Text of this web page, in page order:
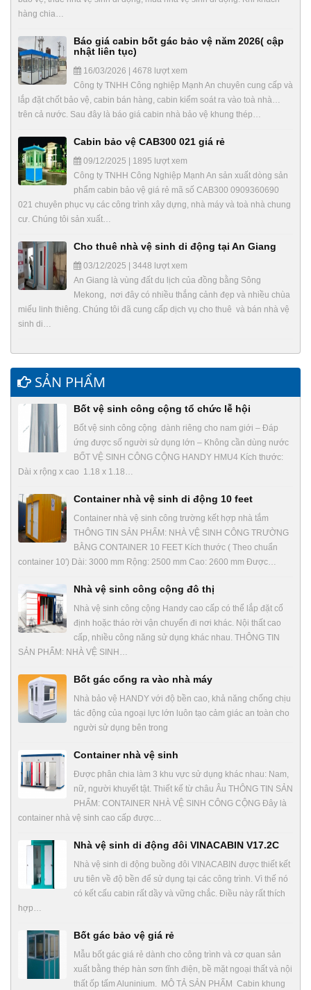
hàng chia…
Báo giá cabin bốt gác bảo vệ năm 2026( cập
nhật liên tục)
16/03/2026 | 4678 lượt xem
Công ty TNHH Công nghiệp Mạnh An chuyên cung cấp và
lắp đặt chốt bảo vệ, cabin bán hàng, cabin kiểm soát ra vào toà nhà…
trên cả nước. Sau đây là báo giá cabin nhà bảo vệ khung thép…
Cabin bảo vệ CAB300 021 giá rẻ
09/12/2025 | 1895 lượt xem
Công ty TNHH Công Nghiệp Mạnh An sản xuất dòng sản
phẩm cabin bảo vệ giá rẻ mã số CAB300 0909360690
021 chuyên phục vụ các công trình xây dựng, nhà máy và toà nhà chung
cư. Chúng tôi sản xuất…
Cho thuê nhà vệ sinh di động tại An Giang
03/12/2025 | 3448 lượt xem
An Giang là vùng đất du lịch của đồng bằng Sông
Mekong, nơi đây có nhiều thắng cảnh đẹp và nhiều chùa
miếu linh thiêng. Chúng tôi đã cung cấp dịch vụ cho thuê và bán nhà vệ
sinh di…
SẢN PHẨM
Bốt vệ sinh công cộng tổ chức lễ hội
Bốt vệ sinh công cộng dành riêng cho nam giới – Đáp
ứng được số người sử dụng lớn – Không cần dùng nước
BỐT VỆ SINH CÔNG CỘNG HANDY HMU4 Kích thước:
Dài x rộng x cao 1.18 x 1.18…
Container nhà vệ sinh di động 10 feet
Container nhà vệ sinh công trường kết hợp nhà tắm
THÔNG TIN SẢN PHẨM: NHÀ VỆ SINH CÔNG TRƯỜNG
BẰNG CONTAINER 10 FEET Kích thước ( Theo chuẩn
container 10′) Dài: 3000 mm Rộng: 2500 mm Cao: 2600 mm Được…
Nhà vệ sinh công cộng đô thị
Nhà vệ sinh công cộng Handy cao cấp có thể lắp đặt cố
định hoặc tháo rời vận chuyển đi nơi khác. Nội thất cao
cấp, nhiều công năng sử dụng khác nhau. THÔNG TIN
SẢN PHẨM: NHÀ VỆ SINH…
Bốt gác cổng ra vào nhà máy
Nhà bảo vệ HANDY với độ bền cao, khả năng chống chịu
tác động của ngoại lực lớn luôn tạo cảm giác an toàn cho
người sử dụng bên trong
Container nhà vệ sinh
Được phân chia làm 3 khu vực sử dụng khác nhau: Nam,
nữ, người khuyết tật. Thiết kế từ châu Âu THÔNG TIN SẢN
PHẨM: CONTAINER NHÀ VỆ SINH CÔNG CỘNG Đây là
container nhà vệ sinh cao cấp được…
Nhà vệ sinh di động đôi VINACABIN V17.2C
Nhà vệ sinh di động buồng đôi VINACABIN được thiết kết
ưu tiên về độ bền để sử dụng tại các công trình. Vì thế nó
có kết cấu cabin rất dầy và vững chắc. Điều này rất thích
hợp…
Bốt gác bảo vệ giá rẻ
Mẫu bốt gác giá rẻ dành cho công trình và cơ quan sản
xuất bằng thép hàn sơn tĩnh điện, bề mặt ngoại thất và nội
thất ốp tấm Aluninium. MÔ TẢ SẢN PHẨM Cabin khung